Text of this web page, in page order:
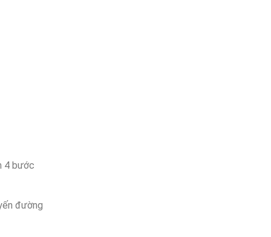
4 bước
đường